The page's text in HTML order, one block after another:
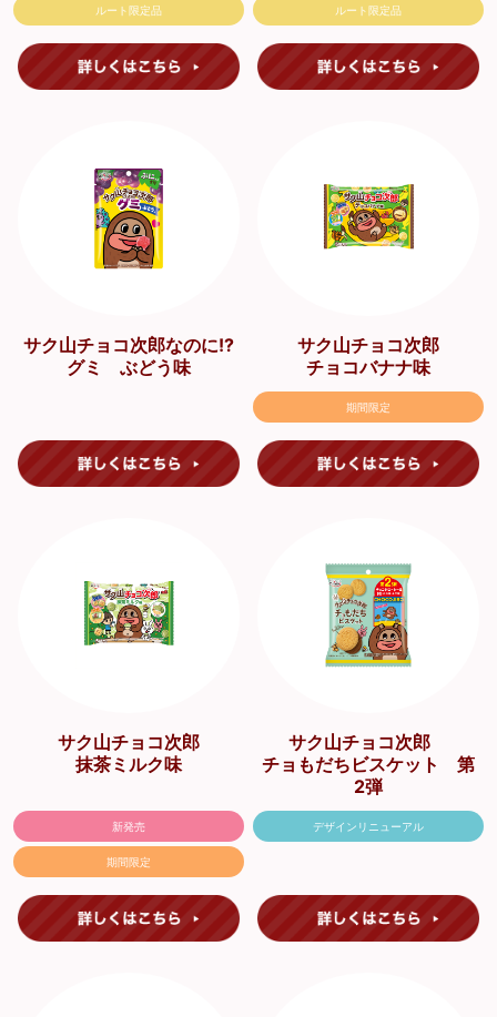
ルート限定品 ルート限定品
サク山チョコ次郎なのに!?
グミ ぶどう味
サク山チョコ次郎
チョコバナナ味
期間限定
サク山チョコ次郎
抹茶ミルク味
新発売
期間限定
サク山チョコ次郎
チョもだちビスケット 第
2弾
デザインリニューアル